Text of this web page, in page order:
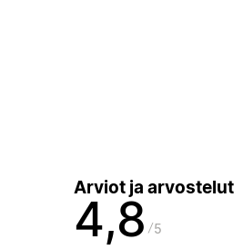
Arviot ja arvostelut
4,8 5